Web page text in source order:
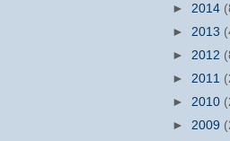
► 2014
► 2013
► 2012
► 2011
► 2010
► 2009